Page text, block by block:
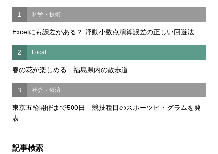
1 科学・技術
Excelにも誤差がある？ 浮動小数点演算誤差の正しい回避法
2 Local
春の花が楽しめる 福島県内の散歩道
3 社会・経済
東京五輪開催まで500日 競技種目のスポーツピトグラムを発
表
記事検索